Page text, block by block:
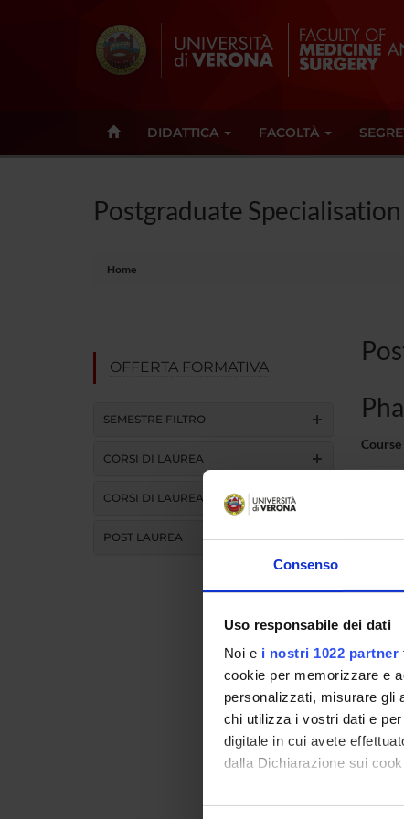
Consenso
Uso responsabile dei dati
Noi e i nostri 1022 partner
cookie per memorizzare e
personalizzati, misurare gli
chi utilizza i vostri dati e
digitale in cui avete
dalla Dichiarazione sui
Con il tuo consenso,
DIDATTICA FACOLTÀ
Postgraduate
Home
OFFERTA FORMATIVA
SEMESTRE FILTRO
CORSI DI LAUREA
CORSI DI LAUREA MAGISTRALE
POST LAUREA
Course